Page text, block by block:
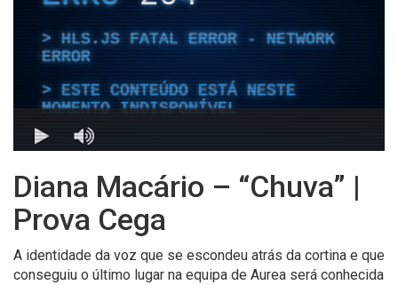
Diana Macário – “Chuva” |
Prova Cega
A identidade da voz que se escondeu atrás da cortina e que
conseguiu o último lugar na equipa de Aurea será conhecida